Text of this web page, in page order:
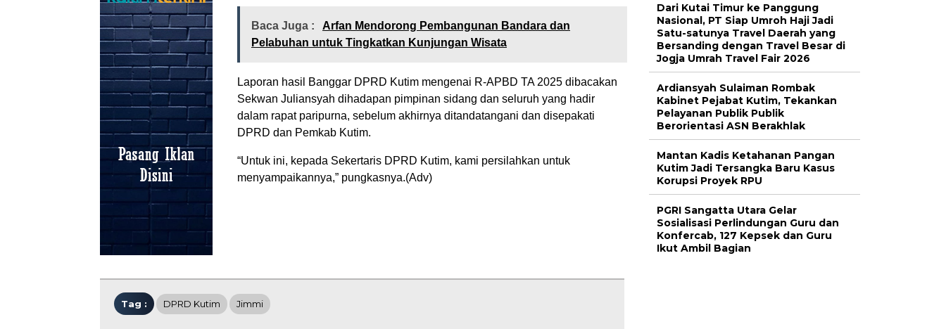
Baca Juga :
Arfan Mendorong Pembangunan Bandara dan
Pelabuhan untuk Tingkatkan Kunjungan Wisata
Laporan hasil Banggar DPRD Kutim mengenai R-APBD TA 2025 dibacakan
Sekwan Juliansyah dihadapan pimpinan sidang dan seluruh yang hadir
dalam rapat paripurna, sebelum akhirnya ditandatangani dan disepakati
DPRD dan Pemkab Kutim.
“Untuk ini, kepada Sekertaris DPRD Kutim, kami persilahkan untuk
menyampaikannya,” pungkasnya.(Adv)
Tag : DPRD Kutim Jimmi
Dari Kutai Timur ke Panggung
Nasional, PT Siap Umroh Haji Jadi
Satu-satunya Travel Daerah yang
Bersanding dengan Travel Besar di
Jogja Umrah Travel Fair 2026
Ardiansyah Sulaiman Rombak
Kabinet Pejabat Kutim, Tekankan
Pelayanan Publik Publik
Berorientasi ASN Berakhlak
Mantan Kadis Ketahanan Pangan
Kutim Jadi Tersangka Baru Kasus
Korupsi Proyek RPU
PGRI Sangatta Utara Gelar
Sosialisasi Perlindungan Guru dan
Konfercab, 127 Kepsek dan Guru
Ikut Ambil Bagian